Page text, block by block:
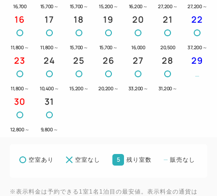
駐車場ご予約は承っておりません。先着順となりま
満車の場合は、周辺コインパーキングをご利用くだ
さい。
※駐車料金はお客様負担となります。
・オートバイ、自転車の駐車はできかねますので、恐
れ入りますが、
うにお願い致します。
＝
16,700 15,700 ～ 15,700 ～ 15,200 ～ 16,200 ～ 27,200 ～ 27,200 ～
16
11,800 ～
17
11,800 ～
18
15,700 ～
19
15,700 ～
20
16,000
21
20,500
22
37,200 ～
23
11,800 ～
24
10,400 ～
25
15,200 ～
26
20,200 ～
27
33,200 ～
28
31,200 ～
29
30
12,800 ～
31
9,800 ～
空室あり 空室なし 5 残り室数 販売なし
※表示料金は予約できる1室1名1泊目の最安値。表示料金の通貨は